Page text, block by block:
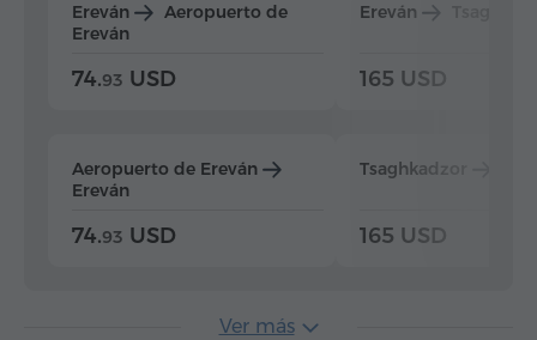
Ereván
Aeropuerto de
Ereván
74.93 USD
Aeropuerto de Ereván
Ereván
74.93 USD
Ereván
165 USD
Tsaghkadzor
165 USD
Ver más